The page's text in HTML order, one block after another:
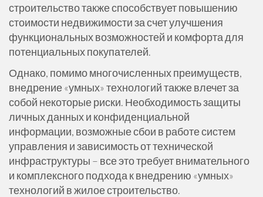
строительство также способствует повышению
стоимости недвижимости за счет улучшения
функциональных возможностей и комфорта для
потенциальных покупателей.
Однако, помимо многочисленных преимуществ,
внедрение «умных» технологий также влечет за
собой некоторые риски. Необходимость защиты
личных данных и конфиденциальной
информации, возможные сбои в работе систем
управления и зависимость от технической
инфраструктуры – все это требует внимательного
и комплексного подхода к внедрению «умных»
технологий в жилое строительство.